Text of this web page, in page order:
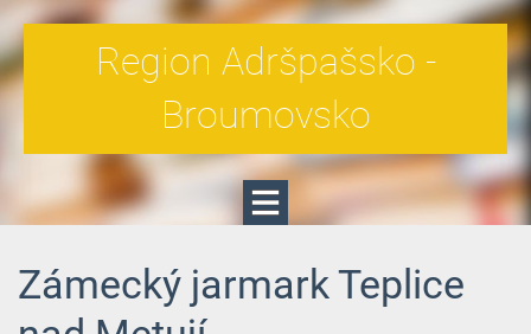
Region Adršpašsko -
Broumovsko
Zámecký jarmark Teplice